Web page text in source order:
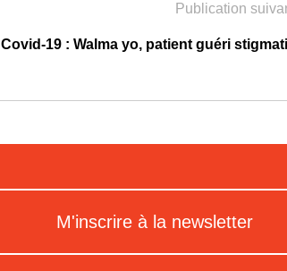
Publication
Covid-19 : Walma yo, patient guéri
M'inscrire à la newsletter